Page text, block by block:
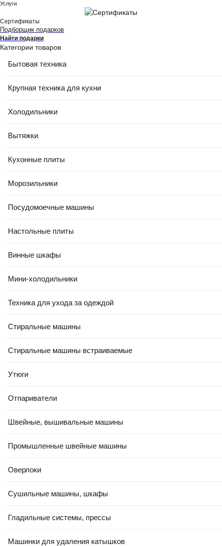
Услуги
Сертификаты
Подборщик подарков
Найти подарки
Категории товаров
Бытовая техника
Крупная техника для кухни
Холодильники
Вытяжки
Кухонные плиты
Морозильники
Посудомоечные машины
Настольные плиты
Винные шкафы
Мини-холодильники
Техника для ухода за одеждой
Стиральные машины
Стиральные машины встраиваемые
Утюги
Отпариватели
Швейные, вышивальные машины
Промышленные швейные машины
Оверлоки
Сушильные машины, шкафы
Гладильные системы, прессы
Машинки для удаления катышков